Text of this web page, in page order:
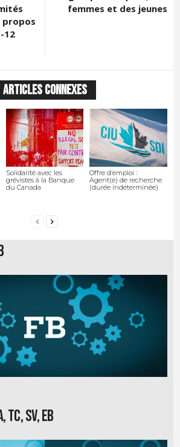
propos
12
femmes et des jeunes
ARTICLES CONNEXES
Solidarité avec les
grévistes à la Banque
du Canada
Offre d’emploi :
Agent(e) de recherche
(durée indéterminée)
SV, EB